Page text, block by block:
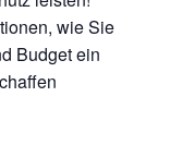
wie Sie
Budget ein